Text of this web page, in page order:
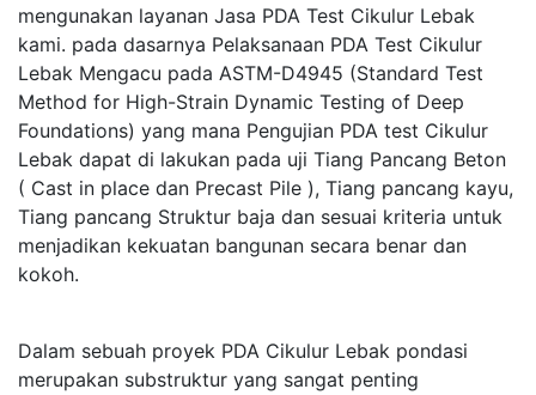
mengunakan layanan Jasa PDA Test Cikulur Lebak
kami. pada dasarnya Pelaksanaan PDA Test Cikulur
Lebak Mengacu pada ASTM-D4945 (Standard Test
Method for High-Strain Dynamic Testing of Deep
Foundations) yang mana Pengujian PDA test Cikulur
Lebak dapat di lakukan pada uji Tiang Pancang Beton
( Cast in place dan Precast Pile ), Tiang pancang kayu,
Tiang pancang Struktur baja dan sesuai kriteria untuk
menjadikan kekuatan bangunan secara benar dan
kokoh.
Dalam sebuah proyek PDA Cikulur Lebak pondasi
merupakan substruktur yang sangat penting